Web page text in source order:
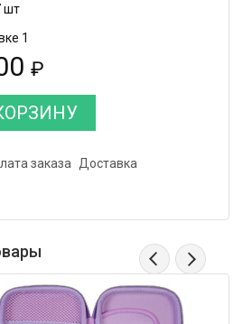
шт
1
₽
заказа Доставка